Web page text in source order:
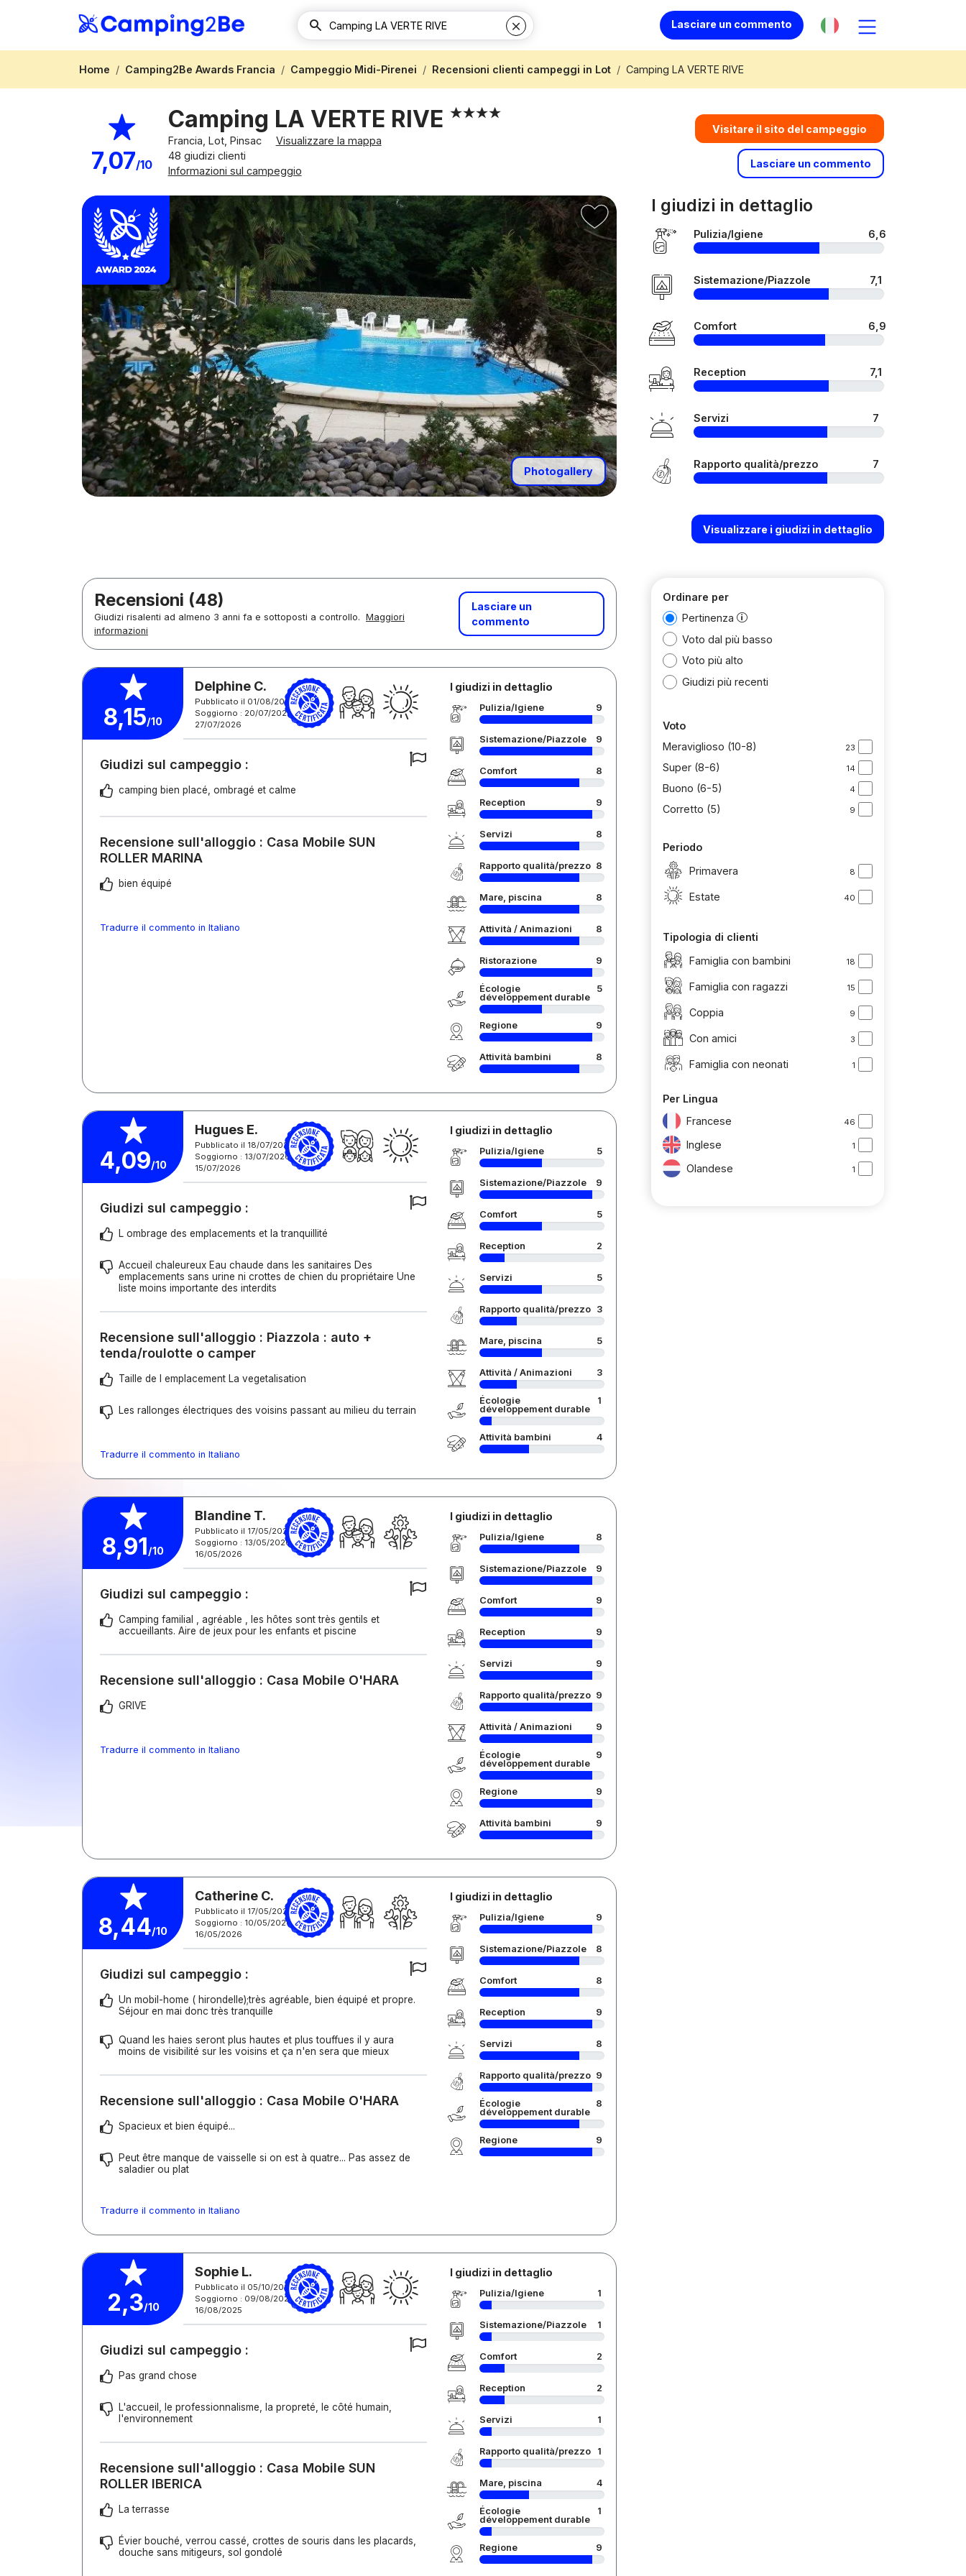
Lasciare un commento
Home Camping2Be Awards Francia Campeggio Midi-Pirenei Recensioni clienti campeggi in Lot Camping LA VERTE RIVE
7,07/10
Camping LA VERTE RIVE
Francia, Lot, Pinsac
Visualizzare la mappa
48 giudizi clienti
Informazioni sul campeggio
Visitare il sito del campeggio
Lasciare un commento
Photogallery
I giudizi in dettaglio
Pulizia/Igiene 6,6
Sistemazione/Piazzole 7,1
Comfort 6,9
Reception 7,1
Servizi 7
Rapporto qualità/prezzo 7
Visualizzare i giudizi in dettaglio
Recensioni (48)
Giudizi risalenti ad almeno 3 anni fa e sottoposti a controllo. Maggiori
informazioni
Lasciare un
commento
8,15/10
Delphine C.
Pubblicato il 01/08/2026
Soggiorno : 20/07/2026 -
27/07/2026
Giudizi sul campeggio :
camping bien placé, ombragé et calme
Recensione sull'alloggio : Casa Mobile SUN
ROLLER MARINA
bien équipé
Tradurre il commento in Italiano
I giudizi in dettaglio
Pulizia/Igiene 9
Sistemazione/Piazzole 9
Comfort 8
Reception 9
Servizi 8
Rapporto qualità/prezzo 8
Mare, piscina 8
Attività / Animazioni 8
Ristorazione 9
Écologie
développement durable
5
Regione 9
Attività bambini 8
4,09/10
Hugues E.
Pubblicato il 18/07/2026
Soggiorno : 13/07/2026 -
15/07/2026
Giudizi sul campeggio :
L ombrage des emplacements et la tranquillité
Accueil chaleureux Eau chaude dans les sanitaires Des
emplacements sans urine ni crottes de chien du propriétaire Une
liste moins importante des interdits
Recensione sull'alloggio : Piazzola : auto +
tenda/roulotte o camper
Taille de l emplacement La vegetalisation
Les rallonges électriques des voisins passant au milieu du terrain
Tradurre il commento in Italiano
I giudizi in dettaglio
Pulizia/Igiene 5
Sistemazione/Piazzole 9
Comfort 5
Reception 2
Servizi 5
Rapporto qualità/prezzo 3
Mare, piscina 5
Attività / Animazioni 3
Écologie
développement durable
1
Attività bambini 4
8,91/10
Blandine T.
Pubblicato il 17/05/2026
Soggiorno : 13/05/2026 -
16/05/2026
Giudizi sul campeggio :
Camping familial , agréable , les hôtes sont très gentils et
accueillants. Aire de jeux pour les enfants et piscine
Recensione sull'alloggio : Casa Mobile O'HARA
GRIVE
Tradurre il commento in Italiano
I giudizi in dettaglio
Pulizia/Igiene 8
Sistemazione/Piazzole 9
Comfort 9
Reception 9
Servizi 9
Rapporto qualità/prezzo 9
Attività / Animazioni 9
Écologie
développement durable
9
Regione 9
Attività bambini 9
8,44/10
Catherine C.
Pubblicato il 17/05/2026
Soggiorno : 10/05/2026 -
16/05/2026
Giudizi sul campeggio :
Un mobil-home ( hirondelle);très agréable, bien équipé et propre.
Séjour en mai donc très tranquille
Quand les haies seront plus hautes et plus touffues il y aura
moins de visibilité sur les voisins et ça n'en sera que mieux
Recensione sull'alloggio : Casa Mobile O'HARA
Spacieux et bien équipé...
Peut être manque de vaisselle si on est à quatre... Pas assez de
saladier ou plat
Tradurre il commento in Italiano
I giudizi in dettaglio
Pulizia/Igiene 9
Sistemazione/Piazzole 8
Comfort 8
Reception 9
Servizi 8
Rapporto qualità/prezzo 9
Écologie
développement durable
8
Regione 9
2,3/10
Sophie L.
Pubblicato il 05/10/2025
Soggiorno : 09/08/2025 -
16/08/2025
Giudizi sul campeggio :
Pas grand chose
L'accueil, le professionnalisme, la propreté, le côté humain,
l'environnement
Recensione sull'alloggio : Casa Mobile SUN
ROLLER IBERICA
La terrasse
Évier bouché, verrou cassé, crottes de souris dans les placards,
douche sans mitigeurs, sol gondolé
I giudizi in dettaglio
Pulizia/Igiene 1
Sistemazione/Piazzole 1
Comfort 2
Reception 2
Servizi 1
Rapporto qualità/prezzo 1
Mare, piscina 4
Écologie
développement durable
1
Regione 9
Ordinare per
Pertinenza
Voto dal più basso
Voto più alto
Giudizi più recenti
Voto
Meraviglioso (10-8)
23
Super (8-6) 14
Buono (6-5) 4
Corretto (5) 9
Periodo
Primavera
8
Estate 40
Tipologia di clienti
Famiglia con bambini
18
Famiglia con ragazzi 15
Coppia 9
Con amici 3
Famiglia con neonati 1
Per Lingua
Francese
46
Inglese 1
Olandese 1